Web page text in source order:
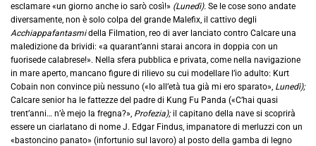
esclamare «un giorno anche io sarò così!» (Lunedì). Se le cose sono andate
diversamente, non è solo colpa del grande Malefix, il cattivo degli
Acchiappafantasmidella Filmation, reo di aver lanciato contro Calcare una
maledizione da brividi: «a quarant’anni starai ancora in doppia con un
fuorisede calabrese!». Nella sfera pubblica e privata, come nella navigazione
in mare aperto, mancano figure di rilievo su cui modellare l’io adulto: Kurt
Cobain non convince più nessuno («Io all’età tua già mi ero sparato», Lunedì);
Calcare senior ha le fattezze del padre di Kung Fu Panda («C’hai quasi
trent’anni… n’è mejo la fregna?», Profezia); il capitano della nave si scoprirà
essere un ciarlatano di nome J. Edgar Findus, impanatore di merluzzi con un
«bastoncino panato» (infortunio sul lavoro) al posto della gamba di legno